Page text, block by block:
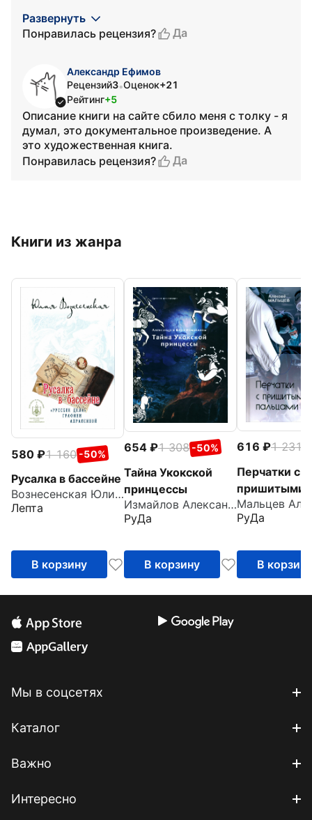
Развернуть
Понравилась рецензия?
Да
Александр Ефимов
Рецензий3•Оценок+21
Рейтинг+5
Описание книги на сайте сбило меня с толку - я
думал, это документальное произведение. А
это художественная книга.
Понравилась рецензия?
Да
Книги из жанра
580 1 160 -50%
Русалка в бассейне
Вознесенская Юлия Николаевна
Лепта
В корзину
654 1 308 -50%
Тайна Укокской
принцессы
Измайлов Александр
РуДа
В корзину
616 1 231
Перчатки с
пришитыми
пальцами
РуДа
В корзину
Мы в соцсетях
Каталог
Важно
Интересно